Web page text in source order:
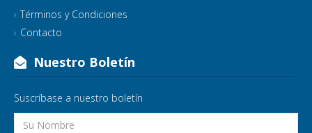
Términos y Condiciones
Contacto
Nuestro Boletín
Suscríbase a nuestro boletín